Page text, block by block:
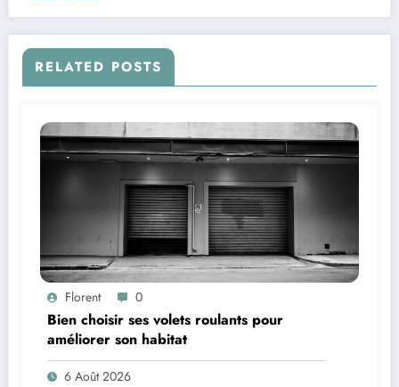
RELATED POSTS
Florent 0
Bien choisir ses volets roulants pour
améliorer son habitat
6 Août 2026